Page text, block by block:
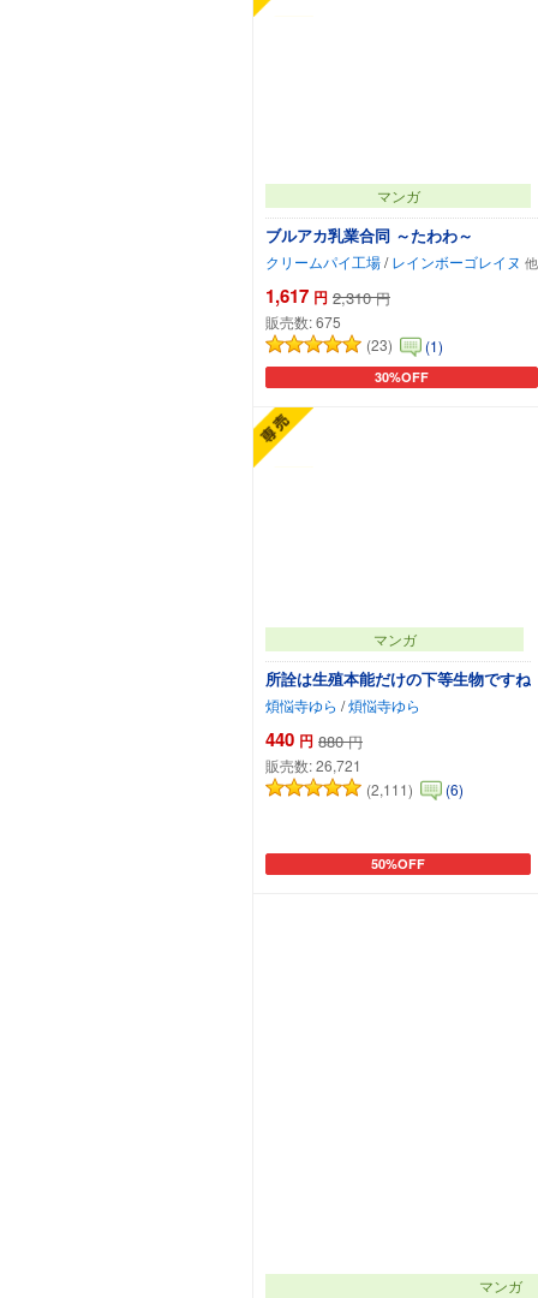
マンガ
ブルアカ乳業合同 ～たわわ～
クリームパイ工場/ レインボーゴレイヌ
1,617 円 2,310 円
販売数:675
(23)
(1)
30%OFF
カートに追加
マンガ
所詮は生殖本能だけの下等生物ですね
煩悩寺ゆら /煩悩寺ゆら
440 円 880 円
販売数:26,721
(2,111)
(6)
50%OFF
カートに追加
マンガ